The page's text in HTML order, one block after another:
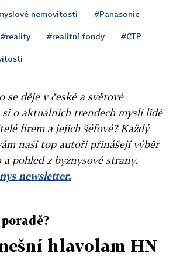
nemovitosti #Panasonic
#reality #realitní fondy #CTP
se děje v české a světové
si o aktuálních trendech myslí lidé
firem a jejich šéfové? Každý
naši top autoři přinášejí výběr
pohled z byznysové strany.
newsletter.
hlavolam HN